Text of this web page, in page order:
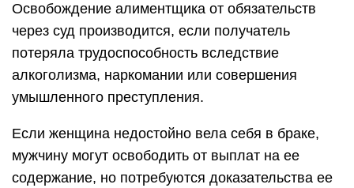
Освобождение алиментщика от обязательств
через суд производится, если получатель
потеряла трудоспособность вследствие
алкоголизма, наркомании или совершения
умышленного преступления.
Если женщина недостойно вела себя в браке,
мужчину могут освободить от выплат на ее
содержание, но потребуются доказательства ее